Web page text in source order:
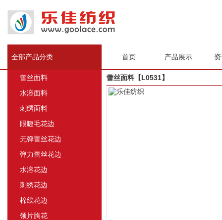
全部产品分类 首页 产品展示
蕾丝面料【L0531】
蕾丝面料
水溶面料
刺绣面料
眼睫毛花边
无弹蕾丝花边
弹力蕾丝花边
水溶花边
刺绣花边
棉线花边
领片胸花